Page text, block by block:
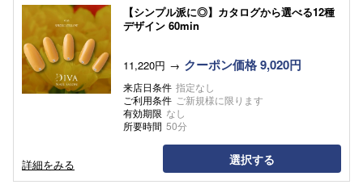
【シンプル派に◎】カタログから選べる12種
デザイン 60min
11,220円 クーポン価格 9,020円
来店日条件 指定なし
ご利用条件 ご新規様に限ります
有効期限 なし
所要時間 50分
詳細をみる 選択する